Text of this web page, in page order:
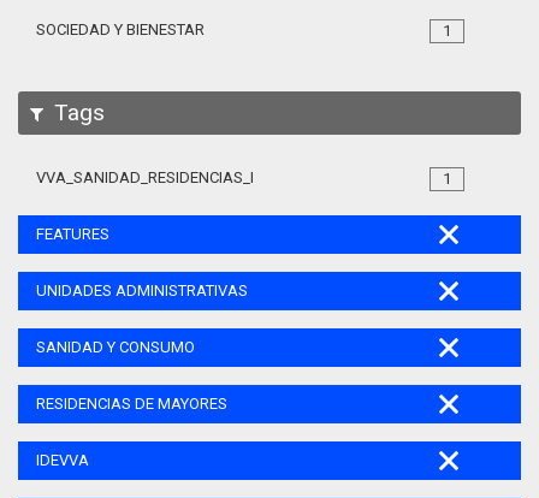
1
SOCIEDAD Y BIENESTAR
Tags
1
VVA_SANIDAD_RESIDENCIAS_MAYORES_105
FEATURES
UNIDADES ADMINISTRATIVAS
SANIDAD Y CONSUMO
RESIDENCIAS DE MAYORES
IDEVVA